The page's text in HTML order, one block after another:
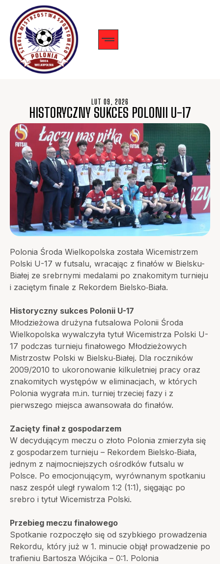
LUT 09, 2026
HISTORYCZNY SUKCES POLONII U-17
Polonia Środa Wielkopolska została Wicemistrzem
Polski U-17 w futsalu, wracając z finałów w Bielsku-
Białej ze srebrnymi medalami po znakomitym turnieju
i zaciętym finale z Rekordem Bielsko‑Biała.
Historyczny sukces Polonii U-17
Młodzieżowa drużyna futsalowa Polonii Środa
Wielkopolska wywalczyła tytuł Wicemistrza Polski U-
17 podczas turnieju finałowego Młodzieżowych
Mistrzostw Polski w Bielsku‑Białej. Dla roczników
2009/2010 to ukoronowanie kilkuletniej pracy oraz
znakomitych występów w eliminacjach, w których
Polonia wygrała m.in. turniej trzeciej fazy i z
pierwszego miejsca awansowała do finałów.
Zacięty finał z gospodarzem
W decydującym meczu o złoto Polonia zmierzyła się
z gospodarzem turnieju – Rekordem Bielsko‑Biała,
jednym z najmocniejszych ośrodków futsalu w
Polsce. Po emocjonującym, wyrównanym spotkaniu
nasz zespół uległ rywalom 1:2 (1:1), sięgając po
srebro i tytuł Wicemistrza Polski.
Przebieg meczu finałowego
Spotkanie rozpoczęło się od szybkiego prowadzenia
Rekordu, który już w 1. minucie objął prowadzenie po
trafieniu Bartosza Wójcika – 0:1. Polonia